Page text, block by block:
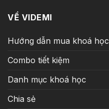
VỀ VIDEMI
Hướng dẫn mua khoá học
Combo tiết kiệm
Danh mục khoá học
Chia sẻ